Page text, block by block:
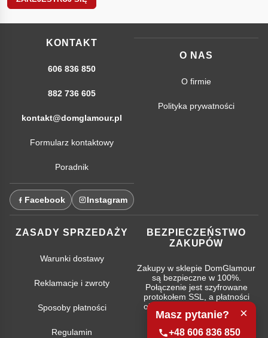
KONTAKT
606 836 850
882 736 605
kontakt@domglamour.pl
Formularz kontaktowy
Poradnik
Facebook Instagram
O NAS
O firmie
Polityka prywatności
ZASADY SPRZEDAŻY
Warunki dostawy
Reklamacje i zwroty
Sposoby płatności
Regulamin
BEZPIECZEŃSTWO
ZAKUPÓW
Zakupy w sklepie DomGlamour
są bezpieczne w 100%.
Połączenie jest szyfrowane
protokołem SSL, a płatności
obsługują najpopularniejsze
systemy bankowe.
×
Masz pytanie?
+48 606 836 850